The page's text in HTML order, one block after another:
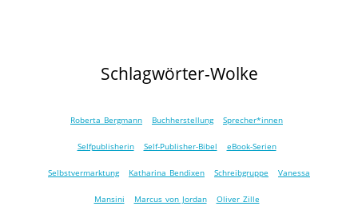
Schlagwörter-Wolke
Roberta Bergmann Buchherstellung Sprecher*innen
Selfpublisherin Self-Publisher-Bibel eBook-Serien
Selbstvermarktung Katharina Bendixen Schreibgruppe Vanessa
Mansini Marcus von Jordan Oliver Zille